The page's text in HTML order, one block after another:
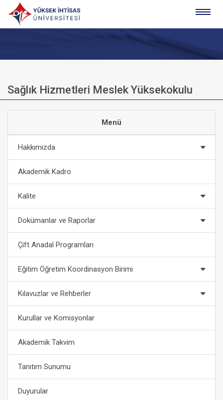
Sağlık Hizmetleri Meslek Yüksekokulu
Menü
Hakkımızda
Akademik Kadro
Kalite
Dokümanlar ve Raporlar
Çift Anadal Programları
Eğitim Öğretim Koordinasyon Birimi
Kılavuzlar ve Rehberler
Kurullar ve Komisyonlar
Akademik Takvim
Tanıtım Sunumu
Duyurular